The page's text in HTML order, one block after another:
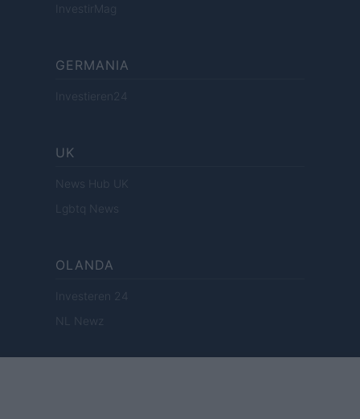
InvestirMag
GERMANIA
Investieren24
UK
News Hub UK
Lgbtq News
OLANDA
Investeren 24
NL Newz